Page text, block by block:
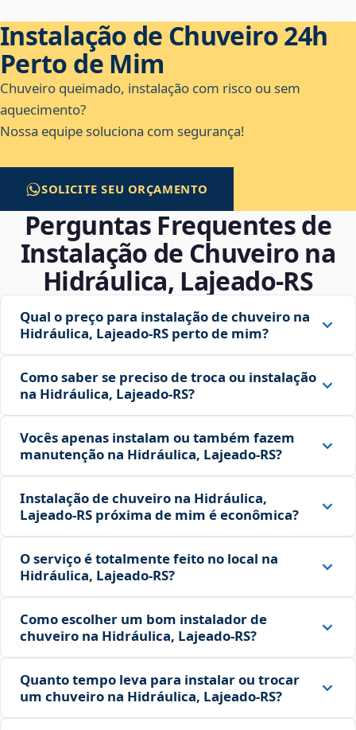
Instalação de Chuveiro 24h
Perto de Mim
Chuveiro queimado, instalação com risco ou sem
aquecimento?
Nossa equipe soluciona com segurança!
SOLICITE SEU ORÇAMENTO
Perguntas Frequentes de
Instalação de Chuveiro na
Hidráulica, Lajeado‑RS
Qual o preço para instalação de chuveiro na
Hidráulica, Lajeado‑RS perto de mim?
Como saber se preciso de troca ou instalação
na Hidráulica, Lajeado‑RS?
Vocês apenas instalam ou também fazem
manutenção na Hidráulica, Lajeado‑RS?
Instalação de chuveiro na Hidráulica,
Lajeado‑RS próxima de mim é econômica?
O serviço é totalmente feito no local na
Hidráulica, Lajeado‑RS?
Como escolher um bom instalador de
chuveiro na Hidráulica, Lajeado‑RS?
Quanto tempo leva para instalar ou trocar
um chuveiro na Hidráulica, Lajeado‑RS?